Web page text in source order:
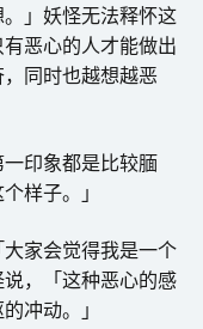
。」妖怪无法释怀这
恶心的人才能做出
同时也越想越恶
一印象都是比较腼
样子。」
家会觉得我是一个
，「这种恶心的感
冲动。」